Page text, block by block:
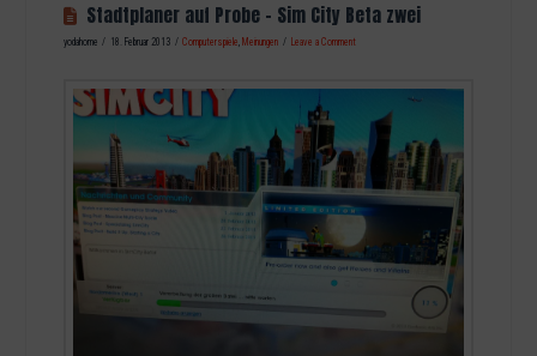
Stadtplaner auf Probe – Sim City Beta zwei
yodahome 18. Februar 2013 Computerspiele, Meinungen Leave a Comment